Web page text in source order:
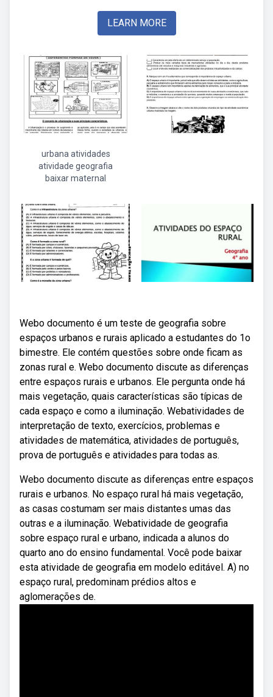
LEARN MORE
urbana atividades
atividade geografia
baixar maternal
Webo documento é um teste de geografia sobre
espaços urbanos e rurais aplicado a estudantes do 1o
bimestre. Ele contém questões sobre onde ficam as
zonas rural e. Webo documento discute as diferenças
entre espaços rurais e urbanos. Ele pergunta onde há
mais vegetação, quais características são típicas de
cada espaço e como a iluminação. Webatividades de
interpretação de texto, exercícios, problemas e
atividades de matemática, atividades de português,
prova de português e atividades para todas as.
Webo documento discute as diferenças entre espaços
rurais e urbanos. No espaço rural há mais vegetação,
as casas costumam ser mais distantes umas das
outras e a iluminação. Webatividade de geografia
sobre espaço rural e urbano, indicada a alunos do
quarto ano do ensino fundamental. Você pode baixar
esta atividade de geografia em modelo editável. A) no
espaço rural, predominam prédios altos e
aglomerações de.